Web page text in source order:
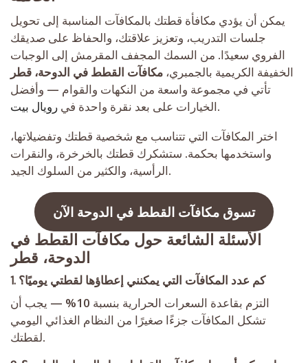
يمكن أن يؤدي مكافأة قطتك بالمكافآت المناسبة إلى تحويل
جلسات التدريب، وتعزيز علاقتك، والحفاظ على صديقك
الفروي سعيدًا. من السمك المجفف المقرمش إلى الوجبات
الخفيفة الكريمية بالجمبري، مكافآت القطط في الدوحة، قطر
تأتي في مجموعة واسعة من النكهات والقوام — وأفضل
الخيارات على بعد نقرة واحدة في رويال بيت
.
اختر المكافآت التي تتناسب مع شخصية قطتك وتفضيلاتها،
واستخدمها بحكمة. ستشكرك قطتك بالخرخرة، والنقرات
الرأسية، والكثير من السلوك الجيد.
تسوق مكافآت القطط في الدوحة الآن
الأسئلة الشائعة حول مكافآت القطط في
الدوحة، قطر
1. كم عدد المكافآت التي يمكنني إعطاؤها لقطتي يوميًا؟
التزم بقاعدة السعرات الحرارية بنسبة 10% — يجب أن
تشكل المكافآت جزءًا صغيرًا من النظام الغذائي اليومي
لقطتك.